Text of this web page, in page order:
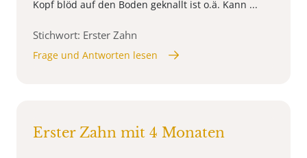
Kopf blöd auf den Boden geknallt ist o.ä. Kann ...
Stichwort: Erster Zahn
Frage und Antworten lesen
Erster Zahn mit 4 Monaten